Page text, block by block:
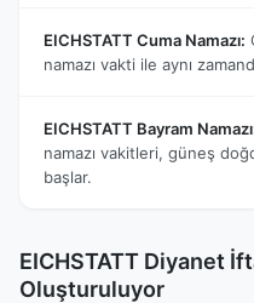
EICHSTATT Cuma Namazı:
namazı vakti ile aynı
EICHSTATT Bayram
namazı vakitleri, güneş
başlar.
EICHSTATT Diyanet
Oluşturuluyor